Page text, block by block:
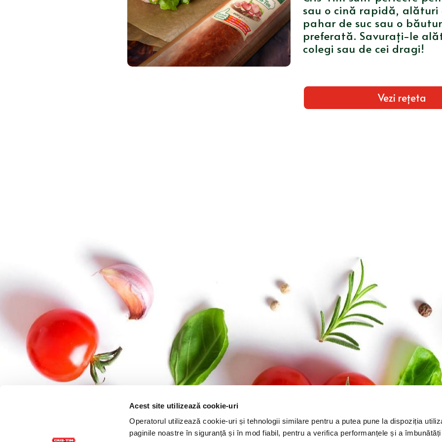
Acest site utilizează cookie-uri
Operatorul utilizează cookie-uri și tehnologii similare pentru a putea pune la dispoziția
paginile noastre în siguranță și în mod fiabil, pentru a verifica performanțele și a
sau o cină rapidă, alături
pahar de suc sau o
preferată. Savurați-le
colegi sau de cei dragi!
Vezi rețeta